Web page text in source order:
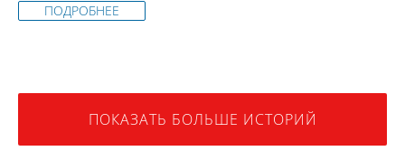
ПОДРОБНЕЕ
ПОКАЗАТЬ БОЛЬШЕ ИСТОРИЙ